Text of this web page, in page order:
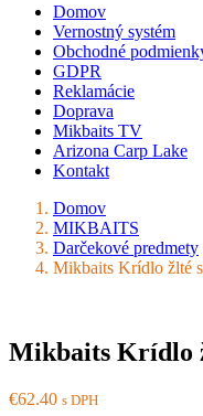
Domov
Vernostný systém
Obchodné
GDPR
Reklamácie
Doprava
Mikbaits TV
Arizona Carp Lake
Kontakt
Domov
MIKBAITS
Darčekové predmety
Mikbaits Krídlo žlté
Mikbaits Krídlo
€62.40 s DPH